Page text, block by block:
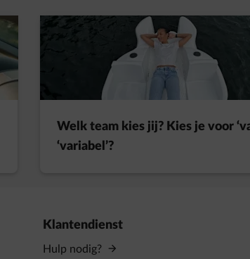
Welk team kies jij? Kies je voor
‘variabel’?
Klantendienst
Hulp nodig?